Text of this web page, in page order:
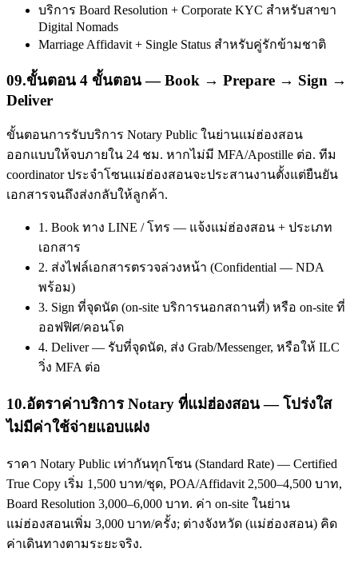
บริการ Board Resolution + Corporate KYC สำหรับสาขา
Digital Nomads
Marriage Affidavit + Single Status สำหรับคู่รักข้ามชาติ
09.ขั้นตอน 4 ขั้นตอน — Book → Prepare → Sign →
Deliver
ขั้นตอนการรับบริการ Notary Public ในย่านแม่ฮ่องสอน
ออกแบบให้จบภายใน 24 ชม. หากไม่มี MFA/Apostille ต่อ. ทีม
coordinator ประจำโซนแม่ฮ่องสอนจะประสานงานตั้งแต่ยืนยัน
เอกสารจนถึงส่งกลับให้ลูกค้า.
1. Book ทาง LINE / โทร — แจ้งแม่ฮ่องสอน + ประเภท
เอกสาร
2. ส่งไฟล์เอกสารตรวจล่วงหน้า (Confidential — NDA
พร้อม)
3. Sign ที่จุดนัด (on-site บริการนอกสถานที่) หรือ on-site ที่
ออฟฟิศ/คอนโด
4. Deliver — รับที่จุดนัด, ส่ง Grab/Messenger, หรือให้ ILC
วิ่ง MFA ต่อ
10.อัตราค่าบริการ Notary ที่แม่ฮ่องสอน — โปร่งใส
ไม่มีค่าใช้จ่ายแอบแฝง
ราคา Notary Public เท่ากันทุกโซน (Standard Rate) — Certified
True Copy เริ่ม 1,500 บาท/ชุด, POA/Affidavit 2,500–4,500 บาท,
Board Resolution 3,000–6,000 บาท. ค่า on-site ในย่าน
แม่ฮ่องสอนเพิ่ม 3,000 บาท/ครั้ง; ต่างจังหวัด (แม่ฮ่องสอน) คิด
ค่าเดินทางตามระยะจริง.